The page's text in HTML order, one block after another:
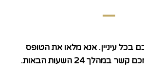
בכל עיניין. אנא מלאו את הטופס
במהלך 24 השעות הבאות.